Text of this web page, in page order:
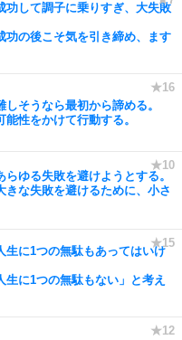
功して調子に乗りすぎ、大失敗
功の後こそ気を引き締め、ます
そうなら最初から諦める。
性をかけて行動する。
ゆる失敗を避けようとする。
きな失敗を避けるために、小さ
生に1つの無駄もあってはいけ
生に1つの無駄もない」と考え